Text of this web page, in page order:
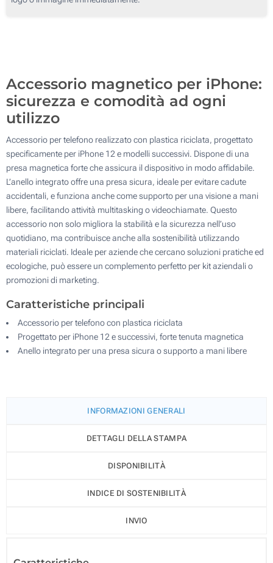
100
Accessorio magnetico per iPhone:
sicurezza e comodità ad ogni
utilizzo
Accessorio per telefono realizzato con plastica riciclata, progettato
specificamente per iPhone 12 e modelli successivi. Dispone di una
presa magnetica forte che assicura il dispositivo in modo affidabile.
L’anello integrato offre una presa sicura, ideale per evitare cadute
accidentali, e funziona anche come supporto per una visione a mani
libere, facilitando attività multitasking o videochiamate. Questo
accessorio non solo migliora la stabilità e la sicurezza nell’uso
quotidiano, ma contribuisce anche alla sostenibilità utilizzando
materiali riciclati. Ideale per aziende che cercano soluzioni pratiche ed
ecologiche, può essere un complemento perfetto per kit aziendali o
promozioni di marketing.
Caratteristiche principali
Accessorio per telefono con plastica riciclata
Progettato per iPhone 12 e successivi, forte tenuta magnetica
Anello integrato per una presa sicura o supporto a mani libere
INFORMAZIONI GENERALI
DETTAGLI DELLA STAMPA
DISPONIBILITÀ
INDICE DI SOSTENIBILITÀ
INVIO